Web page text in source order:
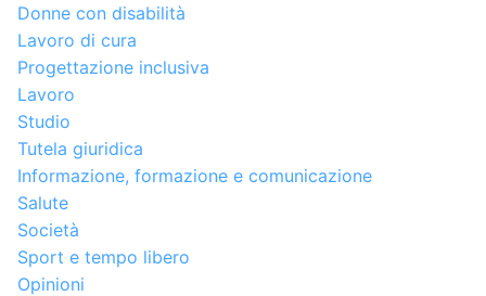
Donne con disabilità
Lavoro di cura
Progettazione inclusiva
Lavoro
Studio
Tutela giuridica
Informazione, formazione e comunicazione
Salute
Società
Sport e tempo libero
Opinioni